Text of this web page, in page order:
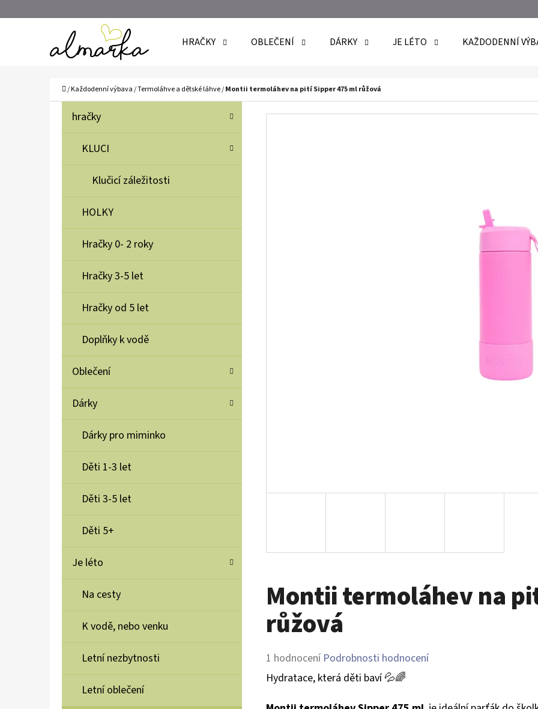
HRAČKY OBLEČENÍ DÁRKY JE LÉTO KAŽDODENNÍ
Domů
/Každodenní výbava/Termoláhve a dětské láhve/Montii termoláhev na pití Sipper 475 ml růžová
Přeskočit
kategorie
K
T
G
R
E
hračky
KLUCI
Klučicí záležitosti
HOLKY
Hračky 0- 2 roky
Hračky 3-5 let
Hračky od 5 let
Doplňky k vodě
Oblečení
Dárky
Dárky pro miminko
Děti 1-3 let
Děti 3-5 let
Děti 5+
Je léto
Na cesty
K vodě, nebo venku
Letní nezbytnosti
Letní oblečení
Montii termoláhev na
růžová
Průměrné
hodnocení
1 hodnocení Podrobnosti hodnocení
Hydratace, která děti baví 💦🌈
YUMBOX SVAČINOVÝ BOX NEREZOVÝ PRET
1 100 Kč
1 250 Kč